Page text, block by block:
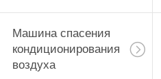
Машина спасения
кондиционирования
воздуха